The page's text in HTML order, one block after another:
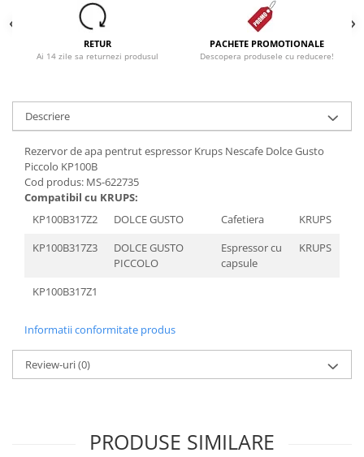
Accesorii Audio Hi-Fi
Electrice
Ingrijire personala
Produse pentru copii
Scaune auto copii
GRUPA 0+1 2 3/ 0-36 kg / 0-12 ani
Jucarii si Jocuri
Cuburi si caramizi
Seturi de constructie
Imprimante
Stocare date
Baterii laptop
Sugestii cadou
RETUR
Ai 14 zile sa returnezi produsul
PACHETE PROMOTIONALE
Descopera produsele cu reducere!
Descriere
Rezervor de apa pentrut espressor Krups Nescafe Dolce Gusto
Piccolo KP100B
Cod produs: MS-622735
Compatibil cu KRUPS:
KP100B317Z2
DOLCE GUSTO Cafetiera
KRUPS
KP100B317Z3
DOLCE GUSTO
PICCOLO
Espressor cu
capsule
KRUPS
KP100B317Z1
Informatii conformitate produs
Review-uri(0)
PRODUSE SIMILARE